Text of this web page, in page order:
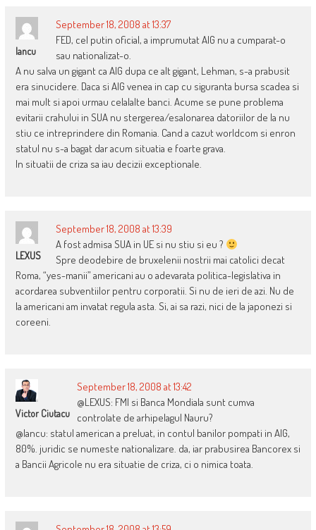
Iancu
September 18, 2008 at 13:37
FED, cel putin oficial, a imprumutat AIG nu a cumparat-o
sau nationalizat-o.
A nu salva un gigant ca AIG dupa ce alt gigant, Lehman, s-a prabusit
era sinucidere. Daca si AIG venea in cap cu siguranta bursa scadea si
mai mult si apoi urmau celalalte banci. Acume se pune problema
evitarii crahului in SUA nu stergerea/esalonarea datoriilor de la nu
stiu ce intreprindere din Romania. Cand a cazut worldcom si enron
statul nu s-a bagat dar acum situatia e foarte grava.
In situatii de criza sa iau decizii exceptionale.
LEXUS
September 18, 2008 at 13:39
A fost admisa SUA in UE si nu stiu si eu ?
Spre deodebire de bruxelenii nostrii mai catolici decat
Roma, “yes-manii” americani au o adevarata politica-legislativa in
acordarea subventiilor pentru corporatii. Si nu de ieri de azi. Nu de
la americani am invatat regula asta. Si, ai sa razi, nici de la japonezi si
coreeni.
Victor Ciutacu
September 18, 2008 at 13:42
@LEXUS: FMI si Banca Mondiala sunt cumva
controlate de arhipelagul Nauru?
@Iancu: statul american a preluat, in contul banilor pompati in AIG,
80%. juridic se numeste nationalizare. da, iar prabusirea Bancorex si
a Bancii Agricole nu era situatie de criza, ci o nimica toata.